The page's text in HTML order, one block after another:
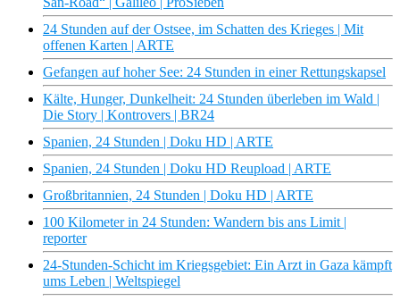
24 Stunden auf der Ostsee, im Schatten des Krieges | Mit
offenen Karten | ARTE
Gefangen auf hoher See: 24 Stunden in einer Rettungskapsel
Kälte, Hunger, Dunkelheit: 24 Stunden überleben im Wald |
Die Story | Kontrovers | BR24
Spanien, 24 Stunden | Doku HD | ARTE
Spanien, 24 Stunden | Doku HD Reupload | ARTE
Großbritannien, 24 Stunden | Doku HD | ARTE
100 Kilometer in 24 Stunden: Wandern bis ans Limit |
reporter
24-Stunden-Schicht im Kriegsgebiet: Ein Arzt in Gaza kämpft
ums Leben | Weltspiegel